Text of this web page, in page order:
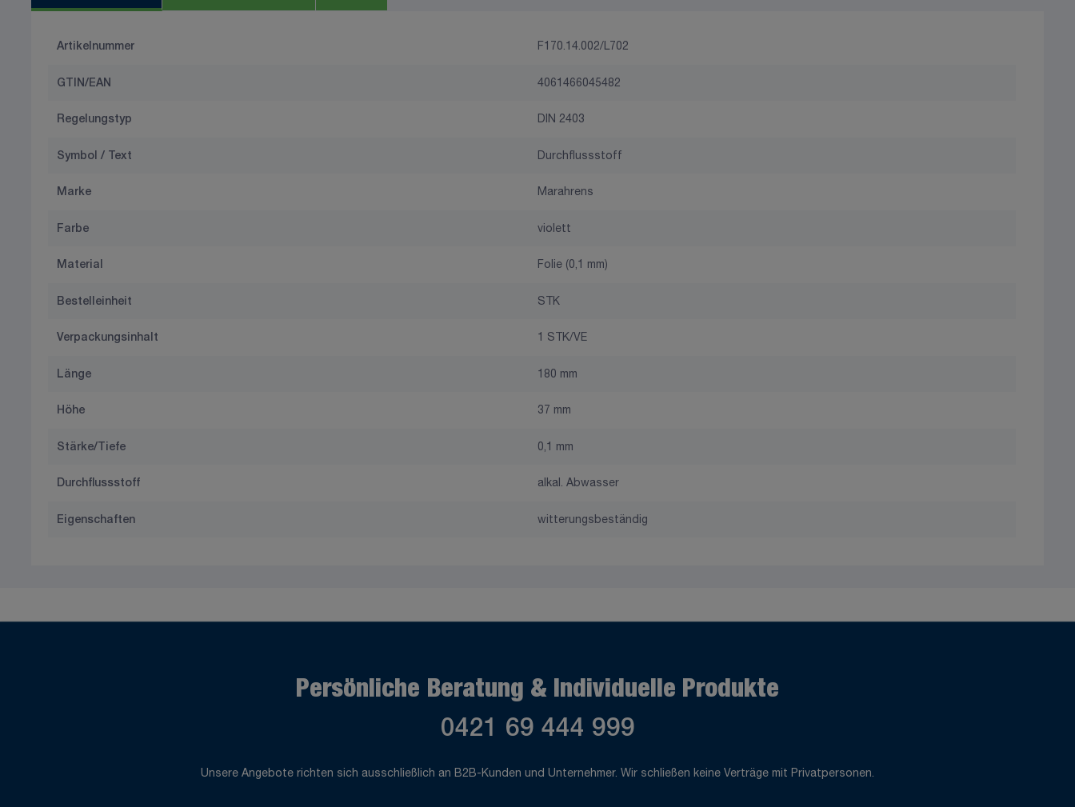
Artikelnummer F170.14.002/L702
GTIN/EAN 4061466045482
Regelungstyp DIN 2403
Symbol / Text Durchflussstoff
Marke Marahrens
Farbe violett
Material Folie (0,1 mm)
Bestelleinheit STK
Verpackungsinhalt 1 STK/VE
Länge 180 mm
Höhe 37 mm
Stärke/Tiefe 0,1 mm
Durchflussstoff alkal. Abwasser
Eigenschaften witterungsbeständig
Persönliche Beratung & Individuelle Produkte
0421 69 444 999
Unsere Angebote richten sich ausschließlich an B2B-Kunden und Unternehmer. Wir schließen keine Verträge mit Privatpersonen.